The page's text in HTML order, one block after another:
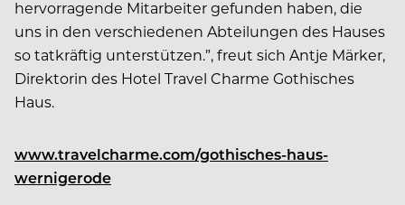
hervorragende Mitarbeiter gefunden haben, die
uns in den verschiedenen Abteilungen des Hauses
so tatkräftig unterstützen.”, freut sich Antje Märker,
Direktorin des Hotel Travel Charme Gothisches
Haus.
www.travelcharme.com/gothisches-haus-
wernigerode